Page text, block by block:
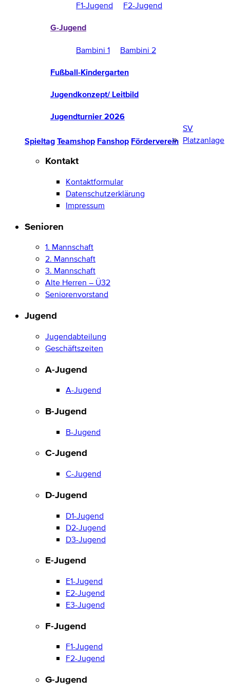
F1-Jugend F2-Jugend
G-Jugend
Bambini 1 Bambini 2
Fußball-Kindergarten
Jugendkonzept/ Leitbild
Jugendturnier 2026
Spieltag Teamshop Fanshop Förderverein
SV
Platzanlage
Kontakt
Kontaktformular
Datenschutzerklärung
Impressum
Senioren
1. Mannschaft
2. Mannschaft
3. Mannschaft
Alte Herren – Ü32
Seniorenvorstand
Jugend
Jugendabteilung
Geschäftszeiten
A-Jugend
A-Jugend
B-Jugend
B-Jugend
C-Jugend
C-Jugend
D-Jugend
D1-Jugend
D2-Jugend
D3-Jugend
E-Jugend
E1-Jugend
E2-Jugend
E3-Jugend
F-Jugend
F1-Jugend
F2-Jugend
G-Jugend